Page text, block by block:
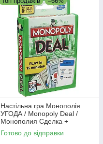
Настільна гра Монополія
УГОДА / Monopoly Deal /
Монополия Сделка +
ПРАВИЛА УКРАЇНСЬКОЮ
Готово до відправки